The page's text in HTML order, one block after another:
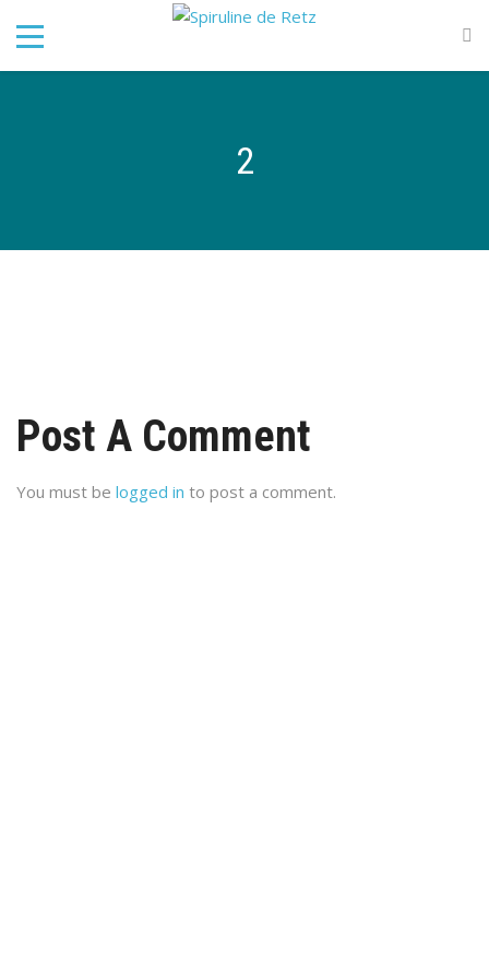
2
Post A Comment
You must be logged in to post a comment.